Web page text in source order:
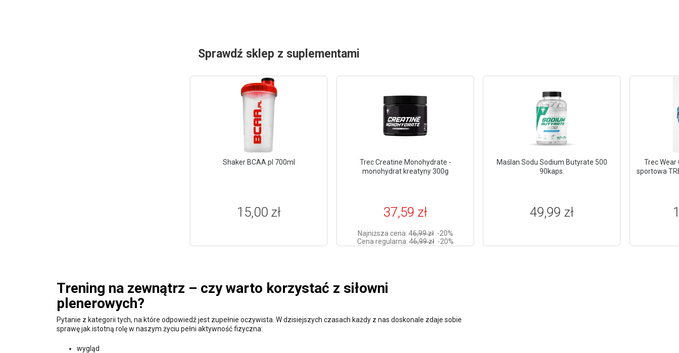
Sprawdź sklep z suplementami
Shaker BCAA.pl 700ml
15,00 zł
Trec Creatine Monohydrate -
monohydrat kreatyny 300g
37,59 zł
Najniższa cena:46,99 zł -20%
Cena regularna:46,99 zł -20%
Maślan Sodu Sodium Butyrate 500
90kaps.
49,99 zł
Trec
sportowa
Trening na zewnątrz – czy warto korzystać z siłowni
plenerowych?
Pytanie z kategorii tych, na które odpowiedź jest zupełnie oczywista. W dzisiejszych czasach każdy z nas doskonale zdaje sobie
sprawę jak istotną rolę w naszym życiu pełni aktywność fizyczna:
wygląd